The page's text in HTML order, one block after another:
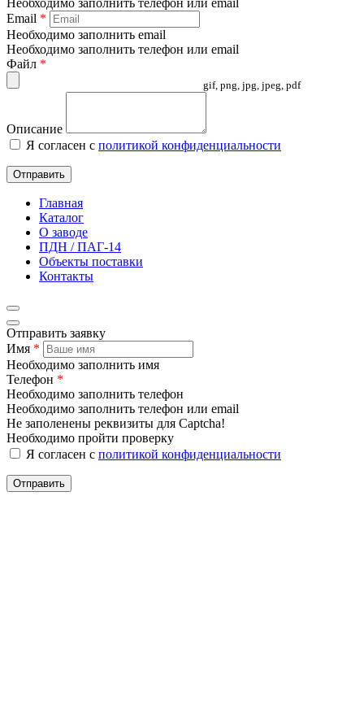
Необходимо заполнить телефон или email
Email *
Необходимо заполнить email
Необходимо заполнить телефон или email
Файл *
gif, png, jpg, jpeg, pdf
Описание
Я согласен с политикой конфиденциальности
Отправить
Главная
Каталог
О заводе
ПДН / ПАГ-14
Объекты поставки
Контакты
Отправить заявку
Имя *
Необходимо заполнить имя
Телефон *
Необходимо заполнить телефон
Необходимо заполнить телефон или email
Не заполенены реквизиты для Captcha!
Необходимо пройти проверку
Я согласен с политикой конфиденциальности
Отправить